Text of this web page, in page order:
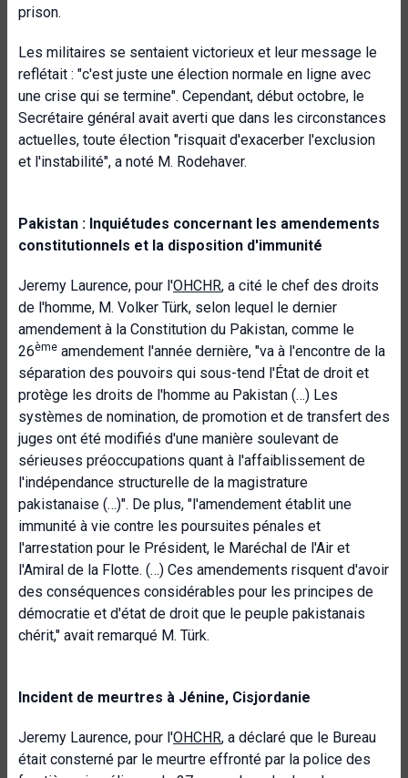
prison.
Les militaires se sentaient victorieux et leur message le
reflétait : "c'est juste une élection normale en ligne avec
une crise qui se termine". Cependant, début octobre, le
Secrétaire général avait averti que dans les circonstances
actuelles, toute élection "risquait d'exacerber l'exclusion
et l'instabilité", a noté M. Rodehaver.
Pakistan : Inquiétudes concernant les amendements
constitutionnels et la disposition d'immunité
Jeremy Laurence, pour l'OHCHR, a cité le chef des droits
de l'homme, M. Volker Türk, selon lequel le dernier
amendement à la Constitution du Pakistan, comme le
26ème amendement l'année dernière, "va à l'encontre de la
séparation des pouvoirs qui sous-tend l'État de droit et
protège les droits de l'homme au Pakistan (…) Les
systèmes de nomination, de promotion et de transfert des
juges ont été modifiés d'une manière soulevant de
sérieuses préoccupations quant à l'affaiblissement de
l'indépendance structurelle de la magistrature
pakistanaise (…)". De plus, "l'amendement établit une
immunité à vie contre les poursuites pénales et
l'arrestation pour le Président, le Maréchal de l'Air et
l'Amiral de la Flotte. (…) Ces amendements risquent d'avoir
des conséquences considérables pour les principes de
démocratie et d'état de droit que le peuple pakistanais
chérit," avait remarqué M. Türk.
Incident de meurtres à Jénine, Cisjordanie
Jeremy Laurence, pour l'OHCHR, a déclaré que le Bureau
était consterné par le meurtre effronté par la police des